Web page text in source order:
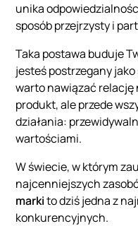
unika
sposób przejrzysty i
Taka postawa buduje
jesteś postrzegany
warto nawiązać relację
produkt, ale przede
działania:
wartościami.
W świecie, w którym
najcenniejszych
markito dziś jedna z
konkurencyjnych.